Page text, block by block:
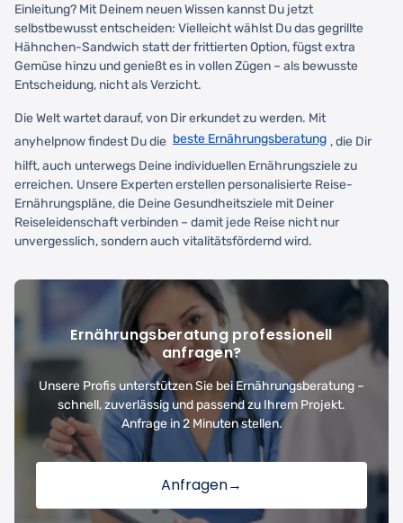
Einleitung? Mit Deinem neuen Wissen kannst Du jetzt
selbstbewusst entscheiden: Vielleicht wählst Du das gegrillte
Hähnchen-Sandwich statt der frittierten Option, fügst extra
Gemüse hinzu und genießt es in vollen Zügen – als bewusste
Entscheidung, nicht als Verzicht.
Die Welt wartet darauf, von Dir erkundet zu werden. Mit
anyhelpnow findest Du die beste Ernährungsberatung , die Dir
hilft, auch unterwegs Deine individuellen Ernährungsziele zu
erreichen. Unsere Experten erstellen personalisierte Reise-
Ernährungspläne, die Deine Gesundheitsziele mit Deiner
Reiseleidenschaft verbinden – damit jede Reise nicht nur
unvergesslich, sondern auch vitalitätsfördernd wird.
Ernährungsberatung professionell
anfragen?
Unsere Profis unterstützen Sie bei Ernährungsberatung –
schnell, zuverlässig und passend zu Ihrem Projekt.
Anfrage in 2 Minuten stellen.
Anfragen→